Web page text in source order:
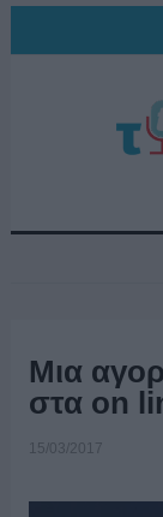
Μια
στα on
15/03/2017